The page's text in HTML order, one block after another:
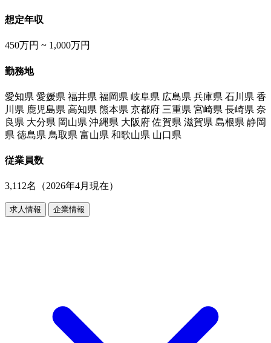
想定年収
450万円 ~ 1,000万円
勤務地
愛知県 愛媛県 福井県 福岡県 岐阜県 広島県 兵庫県 石川県 香
川県 鹿児島県 高知県 熊本県 京都府 三重県 宮崎県 長崎県 奈
良県 大分県 岡山県 沖縄県 大阪府 佐賀県 滋賀県 島根県 静岡
県 徳島県 鳥取県 富山県 和歌山県 山口県
従業員数
3,112名（2026年4月現在）
求人情報 企業情報